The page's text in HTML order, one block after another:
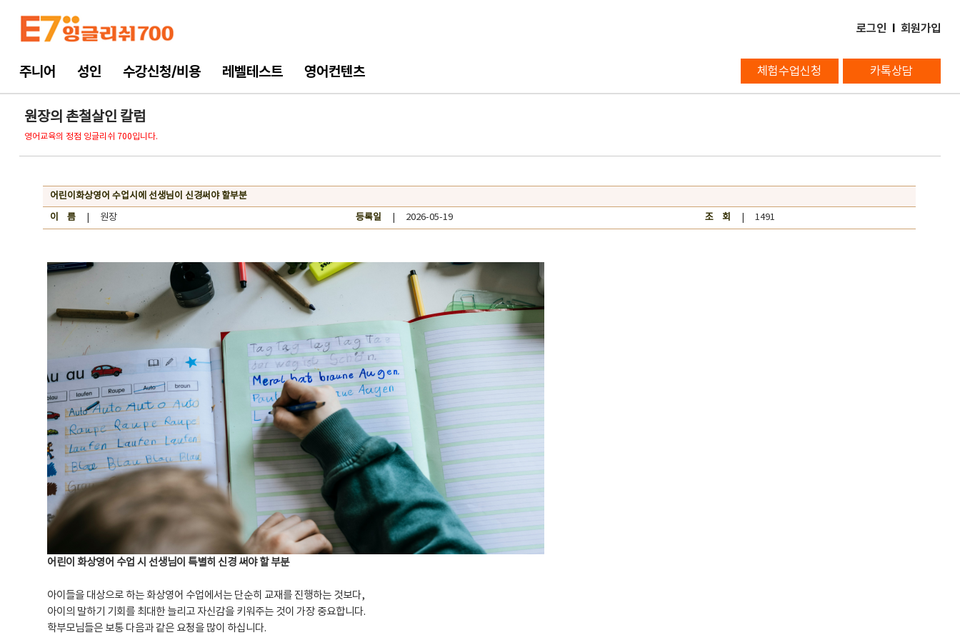
로그인 l 회원가입
주니어 성인 수강신청/비용 레벨테스트 영어컨텐츠 체험수업신청 카톡상담
원장의 촌철살인 칼럼
영어교육의 정점 잉글리쉬 700입니다.
어린이화상영어 수업시에 선생님이 신경써야 할부분
이 름 | 원장 등록일 | 2026-05-19 조 회 | 1491
어린이 화상영어 수업 시 선생님이 특별히 신경 써야 할 부분
아이들을 대상으로 하는 화상영어 수업에서는 단순히 교재를 진행하는 것보다,
아이의 말하기 기회를 최대한 늘리고 자신감을 키워주는 것이 가장 중요합니다.
학부모님들은 보통 다음과 같은 요청을 많이 하십니다.